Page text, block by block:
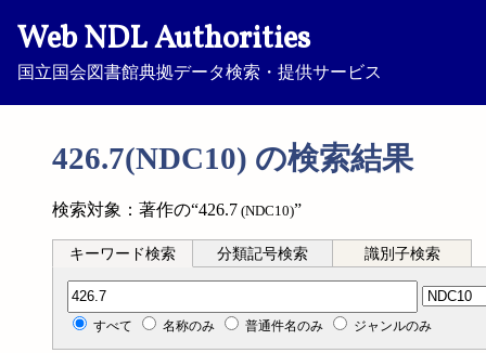
Web NDL Authorities
国立国会図書館典拠データ検索・提供サービス
426.7(NDC10) の検索結果
検索対象：著作の“426.7 (NDC10)”
キーワード検索 分類記号検索 識別子検索
分類記号検索
すべて 名称のみ 普通件名のみ ジャンルのみ